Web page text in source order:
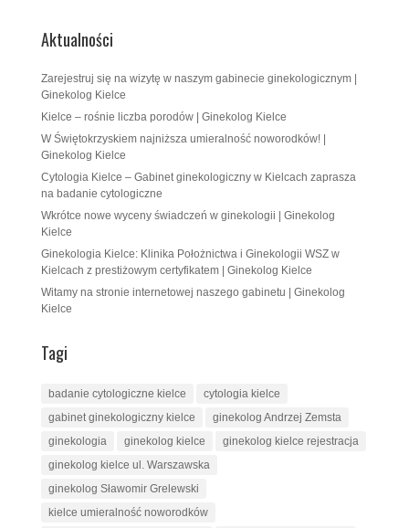
Aktualności
Zarejestruj się na wizytę w naszym gabinecie ginekologicznym |
Ginekolog Kielce
Kielce – rośnie liczba porodów | Ginekolog Kielce
W Świętokrzyskiem najniższa umieralność noworodków! |
Ginekolog Kielce
Cytologia Kielce – Gabinet ginekologiczny w Kielcach zaprasza
na badanie cytologiczne
Wkrótce nowe wyceny świadczeń w ginekologii | Ginekolog
Kielce
Ginekologia Kielce: Klinika Położnictwa i Ginekologii WSZ w
Kielcach z prestiżowym certyfikatem | Ginekolog Kielce
Witamy na stronie internetowej naszego gabinetu | Ginekolog
Kielce
Tagi
badanie cytologiczne kielce
cytologia kielce
gabinet ginekologiczny kielce
ginekolog Andrzej Zemsta
ginekologia
ginekolog kielce
ginekolog kielce rejestracja
ginekolog kielce ul. Warszawska
ginekolog Sławomir Grelewski
kielce umieralność noworodków